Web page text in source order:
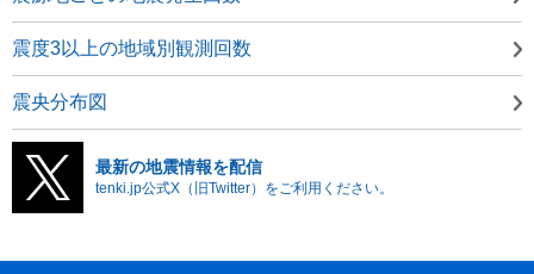
震度3以上の地域別観測回数
震央分布図
最新の地震情報を配信
tenki.jp公式X（旧Twitter）をご利用ください。